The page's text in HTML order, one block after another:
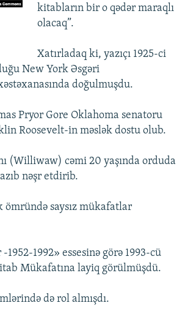
kitabların bir o qədər maraqlı
olacaq”.
Xatırladaq ki, yazıçı 1925-ci
New York Əsgəri
doğulmuşdu.
Pryor Gore Oklahoma senatoru
Roosevelt-in məslək dostu olub.
(Williwaw) cəmi 20 yaşında orduda
nəşr etdirib.
saysız mükafatlar
1992» essesinə görə 1993-cü
Mükafatına layiq görülmüşdü.
də rol almışdı.